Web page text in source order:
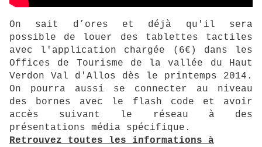
On sait d’ores et déjà qu'il sera
possible de louer des tablettes tactiles
avec l'application chargée (6€) dans les
Offices de Tourisme de la vallée du Haut
Verdon Val d'Allos dès le printemps 2014.
On pourra aussi se connecter au niveau
des bornes avec le flash code et avoir
accès suivant le réseau à des
présentations média spécifique.
Retrouvez toutes les informations à